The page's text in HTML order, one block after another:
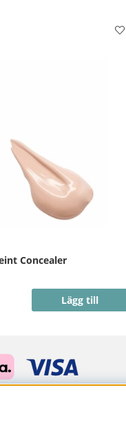
Concealer
Lägg till